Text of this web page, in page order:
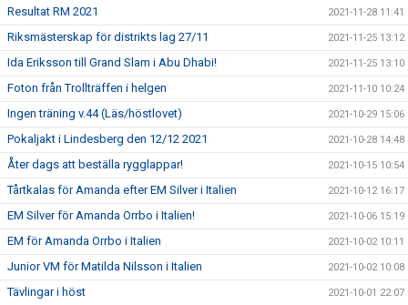
Resultat RM 2021 2021-11-28 11:41
Riksmästerskap för distrikts lag 27/11 2021-11-25 13:12
Ida Eriksson till Grand Slam i Abu Dhabi! 2021-11-25 13:10
Foton från Trollträffen i helgen 2021-11-10 10:24
Ingen träning v.44 (Läs/höstlovet) 2021-10-29 15:06
Pokaljakt i Lindesberg den 12/12 2021 2021-10-28 14:48
Åter dags att beställa rygglappar! 2021-10-15 10:54
Tårtkalas för Amanda efter EM Silver i Italien 2021-10-12 16:17
EM Silver för Amanda Orrbo i Italien! 2021-10-06 15:19
EM för Amanda Orrbo i Italien 2021-10-02 10:11
Junior VM för Matilda Nilsson i Italien 2021-10-02 10:08
Tävlingar i höst 2021-10-01 22:07